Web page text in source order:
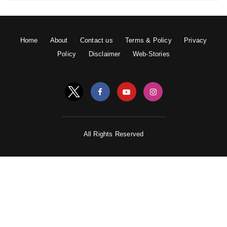
Home About Contact us Terms & Policy
Privacy
Policy
Disclaimer Web-Stories
All Rights Reserved